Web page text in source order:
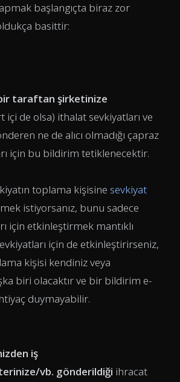
başlangıçta biraz zor
basittir:
taraftan şirketinize
içi de olsa) ithalat sevkiyatları ve
ne de alıcı olmadığı çapraz
için bu bildirim tetiklenecektir.
toplama kişisine sevkiyat
istiyorsanız, bunu sadece
için etkinleştirmek mantıklı
için de etkinleştirirseniz,
kişisi kendiniz veya
biri olacaktır ve bir bildirim e-
duymayabilir.
iş
vb. gönderildiği ihracat